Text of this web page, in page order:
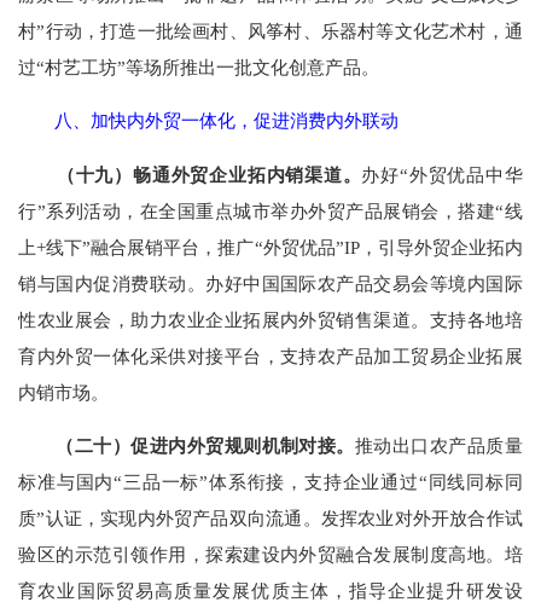
村”行动，打造一批绘画村、风筝村、乐器村等文化艺术村，通
过“村艺工坊”等场所推出一批文化创意产品。
八、加快内外贸一体化，促进消费内外联动
（十九）畅通外贸企业拓内销渠道。 办好“外贸优品中华
行”系列活动，在全国重点城市举办外贸产品展销会，搭建“线
上+线下”融合展销平台，推广“外贸优品”IP，引导外贸企业拓内
销与国内促消费联动。办好中国国际农产品交易会等境内国际
性农业展会，助力农业企业拓展内外贸销售渠道。支持各地培
育内外贸一体化采供对接平台，支持农产品加工贸易企业拓展
内销市场。
（二十）促进内外贸规则机制对接。 推动出口农产品质量
标准与国内“三品一标”体系衔接，支持企业通过“同线同标同
质”认证，实现内外贸产品双向流通。发挥农业对外开放合作试
验区的示范引领作用，探索建设内外贸融合发展制度高地。培
育农业国际贸易高质量发展优质主体，指导企业提升研发设